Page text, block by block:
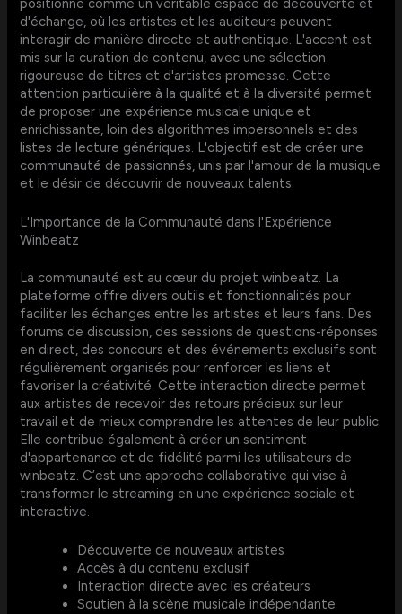
d'échange, où les artistes et les auditeurs peuvent
interagir de manière directe et authentique. L'accent est
mis sur la curation de contenu, avec une sélection
rigoureuse de titres et d'artistes promesse. Cette
attention particulière à la qualité et à la diversité permet
de proposer une expérience musicale unique et
enrichissante, loin des algorithmes impersonnels et des
listes de lecture génériques. L'objectif est de créer une
communauté de passionnés, unis par l'amour de la musique
et le désir de découvrir de nouveaux talents.
L'Importance de la Communauté dans l'Expérience
Winbeatz
La communauté est au cœur du projet winbeatz. La
plateforme offre divers outils et fonctionnalités pour
faciliter les échanges entre les artistes et leurs fans. Des
forums de discussion, des sessions de questions-réponses
en direct, des concours et des événements exclusifs sont
régulièrement organisés pour renforcer les liens et
favoriser la créativité. Cette interaction directe permet
aux artistes de recevoir des retours précieux sur leur
travail et de mieux comprendre les attentes de leur public.
Elle contribue également à créer un sentiment
d'appartenance et de fidélité parmi les utilisateurs de
winbeatz. C’est une approche collaborative qui vise à
transformer le streaming en une expérience sociale et
interactive.
Découverte de nouveaux artistes
Accès à du contenu exclusif
Interaction directe avec les créateurs
Soutien à la scène musicale indépendante